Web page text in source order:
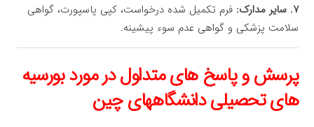
۷. سایر مدارک:
فرم تکمیل شده درخواست، کپی پاسپورت، گواهی
سلامت پزشکی و گواهی عدم سوء پیشینه.
پرسش و پاسخ های متداول در مورد بورسیه
های تحصیلی دانشگاههای چین